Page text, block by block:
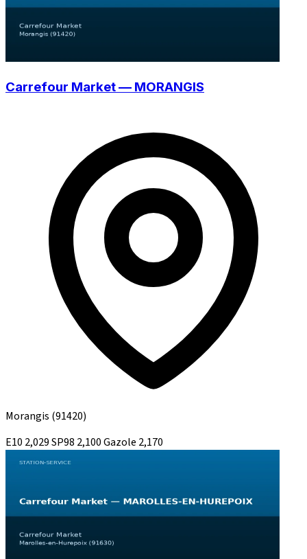
Carrefour Market — MORANGIS
Morangis (91420)
E10 2,029SP98 2,100Gazole 2,170